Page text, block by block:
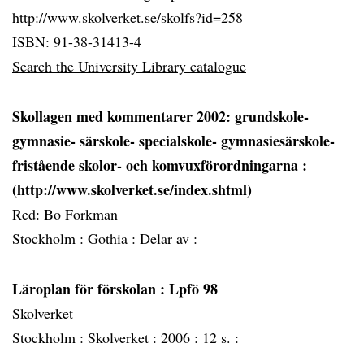
http://www.skolverket.se/skolfs?id=258
ISBN: 91-38-31413-4
Search the University Library catalogue
Skollagen med kommentarer 2002: grundskole-
gymnasie- särskole- specialskole- gymnasiesärskole-
fristående skolor- och komvuxförordningarna :
(http://www.skolverket.se/index.shtml)
Red: Bo Forkman
Stockholm : Gothia : Delar av :
Läroplan för förskolan : Lpfö 98
Skolverket
Stockholm : Skolverket : 2006 : 12 s. :